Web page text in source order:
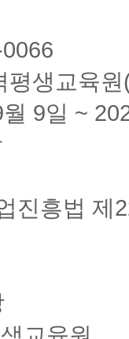
생교육
9일 ~
진흥법 제